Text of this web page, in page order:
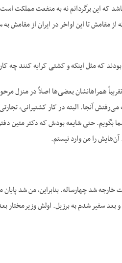
که این برگردانم نه به منفعت مملکت
مقامش تا این اواخر در ایران از مقامش
مثل اینکه و کشتی کرایه کنند چه کار
همراهانشان بعضی‌ها اصلاً در منزل
آنجا. البته در کار کشتیرانی،
حتی شایعه بودش که دکتر متین
را من وارد نیستم.
شد چهارساله. بنابراین، من شد پایان
سفیر شدم به برزیل. اولش